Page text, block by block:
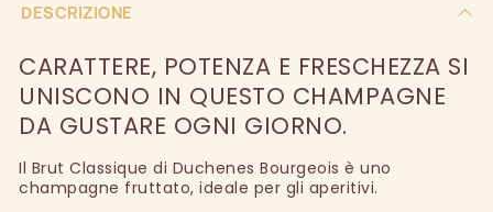
DESCRIZIONE
CARATTERE, POTENZA E FRESCHEZZA SI
UNISCONO IN QUESTO CHAMPAGNE
DA GUSTARE OGNI GIORNO.
Il Brut Classique di Duchenes Bourgeois è uno
champagne fruttato, ideale per gli aperitivi.